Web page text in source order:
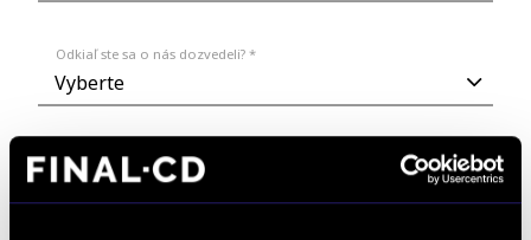
Odkiaľ ste sa o nás dozvedeli? *
*Súhlasím so spracúvaním formulárom poskytnutých osobných údajov na
vybavovania objednávok, dopytov na produkty a služby, žiadostí a podnetov zadaných
prostredníctvom online formulárov na webstránke www.finalcd.sk.S podmienkami